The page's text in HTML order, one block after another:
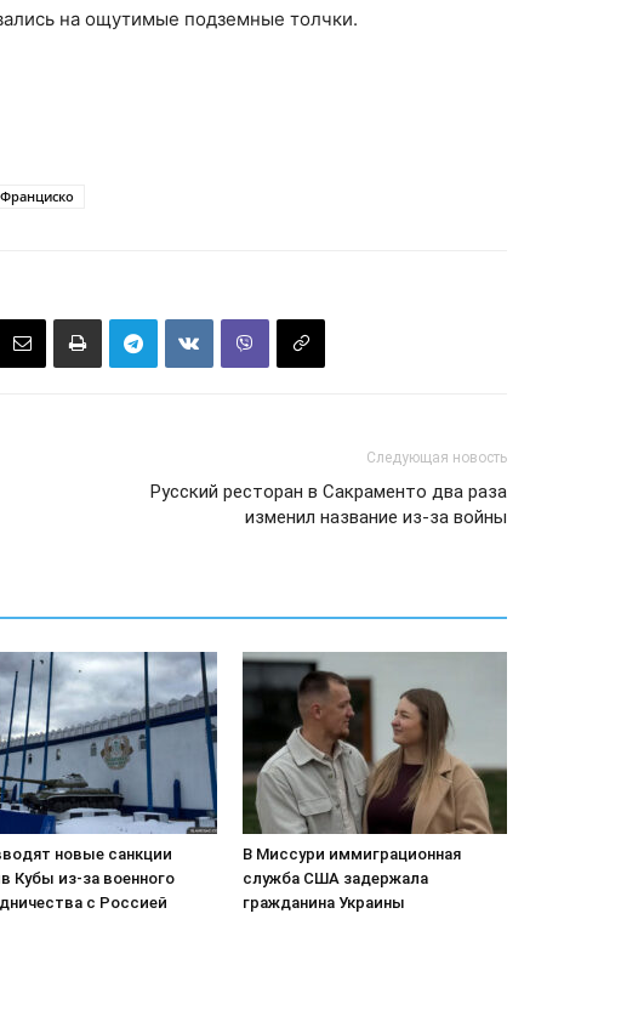
на ощутимые подземные толчки.
Следующая новость
Русский ресторан в Сакраменто два раза
изменил название из-за войны
новые санкции
Кубы из-за военного
с Россией
В Миссури иммиграционная
служба США задержала
гражданина Украины